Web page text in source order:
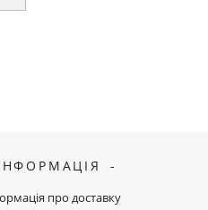
про доставку